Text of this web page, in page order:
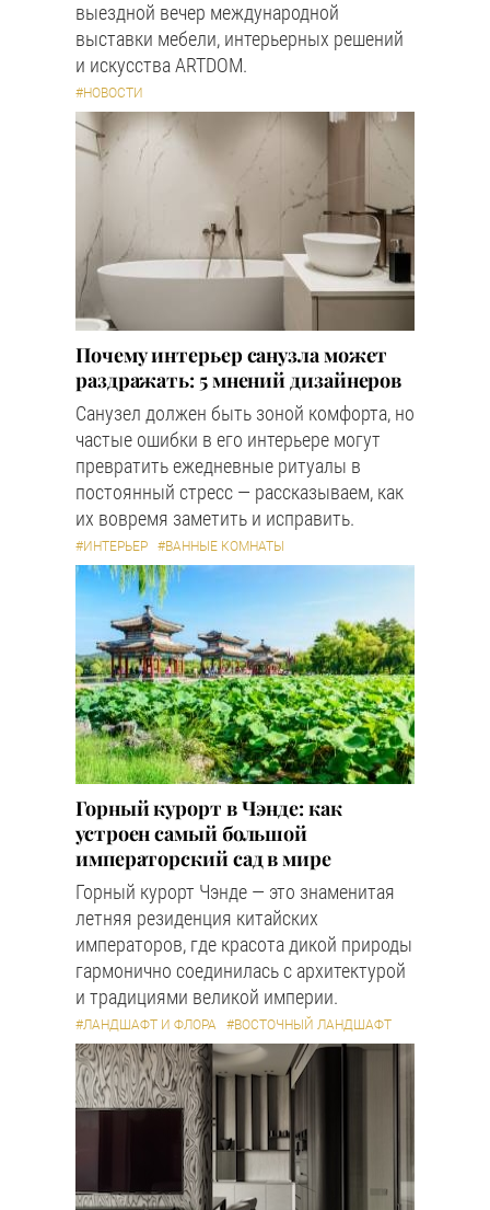
выездной вечер международной
выставки мебели, интерьерных решений
и искусства ARTDOM.
#НОВОСТИ
Почему интерьер санузла может
раздражать: 5 мнений дизайнеров
Санузел должен быть зоной комфорта, но
частые ошибки в его интерьере могут
превратить ежедневные ритуалы в
постоянный стресс — рассказываем, как
их вовремя заметить и исправить.
#ИНТЕРЬЕР #ВАННЫЕ КОМНАТЫ
Горный курорт в Чэнде: как
устроен самый большой
императорский сад в мире
Горный курорт Чэнде — это знаменитая
летняя резиденция китайских
императоров, где красота дикой природы
гармонично соединилась с архитектурой
и традициями великой империи.
#ЛАНДШАФТ И ФЛОРА #ВОСТОЧНЫЙ ЛАНДШАФТ